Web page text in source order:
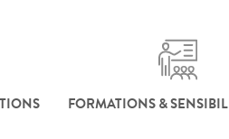
FORMATIONS &